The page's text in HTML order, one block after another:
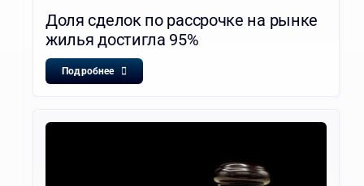
Доля сделок по рассрочке на рынке
жилья достигла 95%
Подробнее